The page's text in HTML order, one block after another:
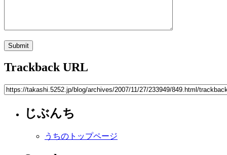
Trackback URL
じぶんち
うちのトップページ